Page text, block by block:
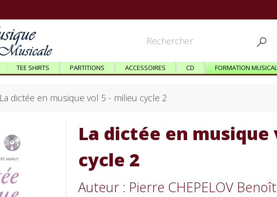

TEE SHIRTS PARTITIONS ACCESSOIRES CD FORMATION
La dictée en musique vol 5 - milieu cycle 2
La dictée en musique
cycle 2
Auteur : Pierre CHEPELOV